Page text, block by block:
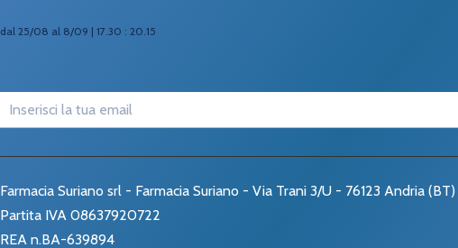
dal 25/08 al 8/09 | 17.30 : 20.15
Farmacia Suriano srl - Farmacia Suriano - Via Trani 3/U - 76123 Andria (BT)
Partita IVA 08637920722
REA n.BA-639894